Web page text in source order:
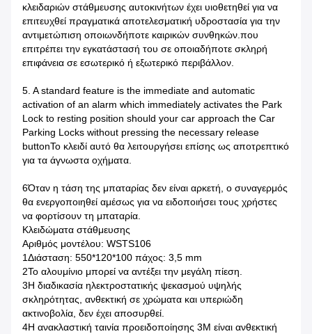
κλειδαριών στάθμευσης αυτοκινήτων έχει υιοθετηθεί για να
επιτευχθεί πραγματικά αποτελεσματική υδροστασία για την
αντιμετώπιση οποιωνδήποτε καιρικών συνθηκών.που
επιτρέπει την εγκατάστασή του σε οποιαδήποτε σκληρή
επιφάνεια σε εσωτερικό ή εξωτερικό περιβάλλον.
5. A standard feature is the immediate and automatic
activation of an alarm which immediately activates the Park
Lock to resting position should your car approach the Car
Parking Locks without pressing the necessary release
buttonΤο κλειδί αυτό θα λειτουργήσει επίσης ως αποτρεπτικό
για τα άγνωστα οχήματα.
6Όταν η τάση της μπαταρίας δεν είναι αρκετή, ο συναγερμός
θα ενεργοποιηθεί αμέσως για να ειδοποιήσει τους χρήστες
να φορτίσουν τη μπαταρία.
Κλειδώματα στάθμευσης
Αριθμός μοντέλου: WSTS106
1Διάσταση: 550*120*100 πάχος: 3,5 mm
2Το αλουμίνιο μπορεί να αντέξει την μεγάλη πίεση.
3Η διαδικασία ηλεκτροστατικής ψεκασμού υψηλής
σκληρότητας, ανθεκτική σε χρώματα και υπεριώδη
ακτινοβολία, δεν έχει αποσυρθεί.
4Η ανακλαστική ταινία προειδοποίησης 3M είναι ανθεκτική